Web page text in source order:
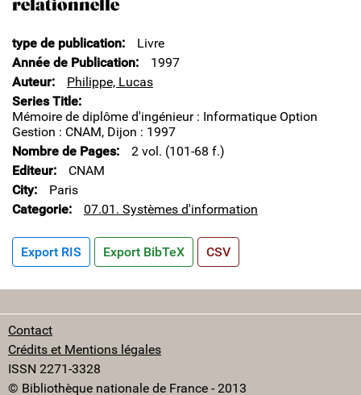
type de publication
Livre
Année de Publication
1997
Auteur
Philippe, Lucas
Series Title
Mémoire de diplôme d'ingénieur : Informatique Option
Gestion : CNAM, Dijon : 1997
Nombre de Pages
2 vol. (101-68 f.)
Editeur
CNAM
City
Paris
Categorie
07.01. Systèmes d'information
Export RIS Export BibTeX CSV
Contact
Crédits et Mentions légales
ISSN 2271-3328
© Bibliothèque nationale de France - 2013